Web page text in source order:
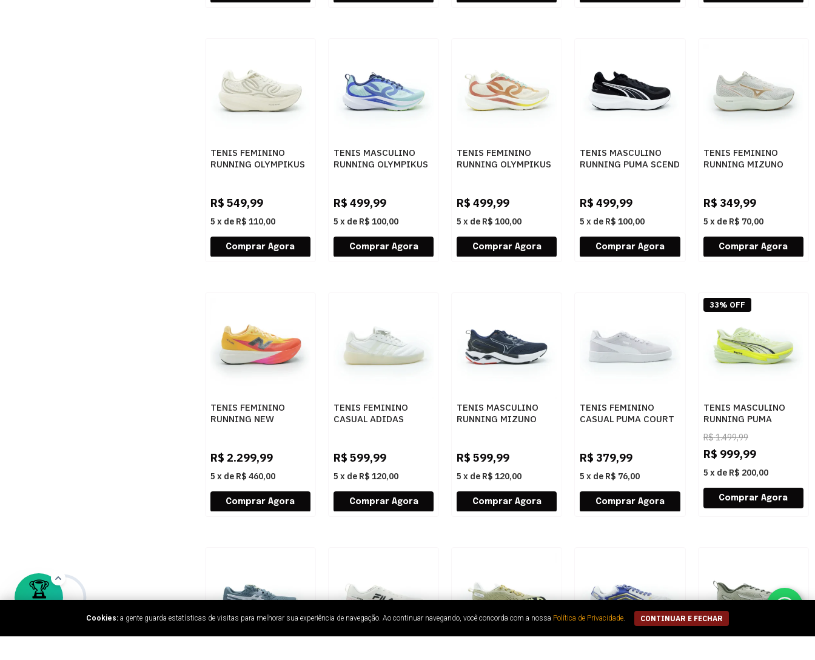
TENIS FEMININO
RUNNING OLYMPIKUS
R$ 549,99
5 x de R$ 110,00
TENIS MASCULINO
RUNNING OLYMPIKUS
R$ 499,99
5 x de R$ 100,00
TENIS FEMININO
RUNNING OLYMPIKUS
R$ 499,99
5 x de R$ 100,00
TENIS MASCULINO
RUNNING PUMA SCEND
R$ 499,99
5 x de R$ 100,00
TENIS FEMININO
RUNNING MIZUNO
R$ 349,99
5 x de R$ 70,00
TENIS FEMININO
RUNNING NEW
R$ 2.299,99
5 x de R$ 460,00
TENIS FEMININO
CASUAL ADIDAS
R$ 599,99
5 x de R$ 120,00
TENIS MASCULINO
RUNNING MIZUNO
R$ 599,99
5 x de R$ 120,00
TENIS FEMININO
CASUAL PUMA COURT
R$ 379,99
5 x de R$ 76,00
TENIS MASCULINO
RUNNING PUMA
04
R$1.499,99
R$ 999,99
5 x de R$ 200,00
33% OFF
Cookies: a gente guarda estatísticas de visitas para melhorar sua experiência de navegação. Ao continuar navegando, você concorda com a nossa Política de Privacidade CONTINUAR E FECHAR